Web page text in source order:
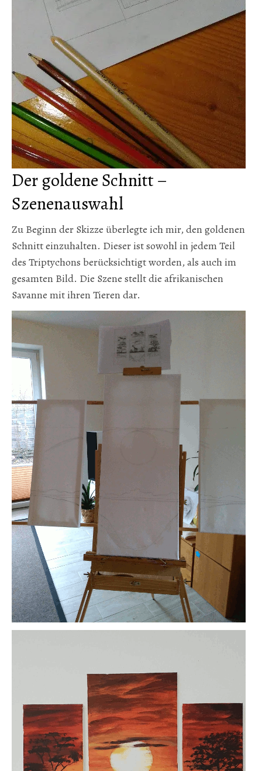
Der goldene Schnitt –
Szenenauswahl
Zu Beginn der Skizze überlegte ich mir, den goldenen
Schnitt einzuhalten. Dieser ist sowohl in jedem Teil
des Triptychons berücksichtigt worden, als auch im
gesamten Bild. Die Szene stellt die afrikanischen
Savanne mit ihren Tieren dar.